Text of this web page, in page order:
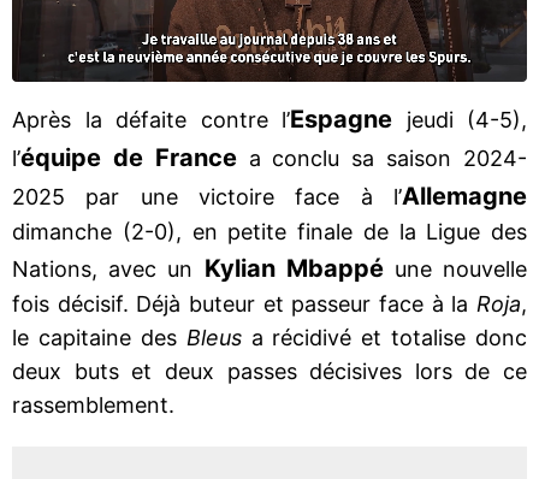
Après la défaite contre l’Espagne jeudi (4-5),
l’équipe de France a conclu sa saison 2024-
2025 par une victoire face à l’Allemagne
dimanche (2-0), en petite finale de la Ligue des
Nations, avec un Kylian Mbappéune nouvelle
fois décisif. Déjà buteur et passeur face à la Roja,
le capitaine des Bleusa récidivé et totalise donc
deux buts et deux passes décisives lors de ce
rassemblement.